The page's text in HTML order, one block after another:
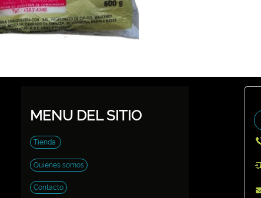
MENU DEL SITIO
Tienda
Quienes somos
Contacto